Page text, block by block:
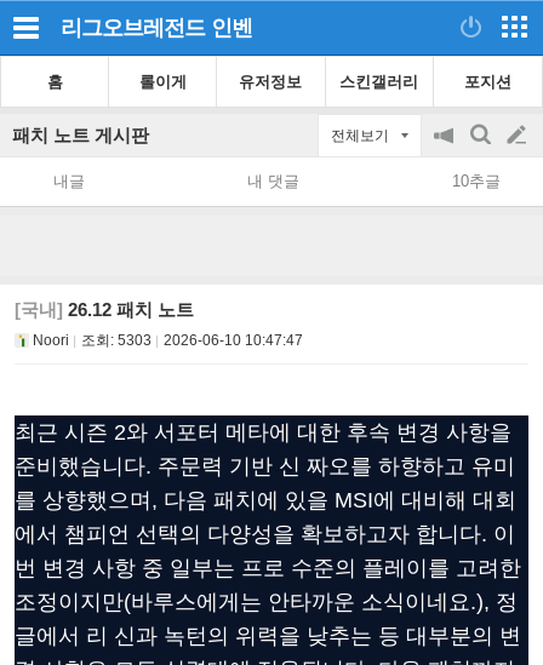
리그오브레전드 인벤
홈 롤이게 유저정보 스킨갤러리 포지션
패치 노트 게시판 전체보기
공
지
on/off
검
색
글
쓰
내글 내 댓글 10추글
[국내] 26.12 패치 노트
Noori 조회: 5303 2026-06-10 10:47:47
최근 시즌 2와 서포터 메타에 대한 후속 변경 사항을
준비했습니다. 주문력 기반 신 짜오를 하향하고 유미
를 상향했으며, 다음 패치에 있을 MSI에 대비해 대회
에서 챔피언 선택의 다양성을 확보하고자 합니다. 이
번 변경 사항 중 일부는 프로 수준의 플레이를 고려한
조정이지만(바루스에게는 안타까운 소식이네요.), 정
글에서 리 신과 녹턴의 위력을 낮추는 등 대부분의 변